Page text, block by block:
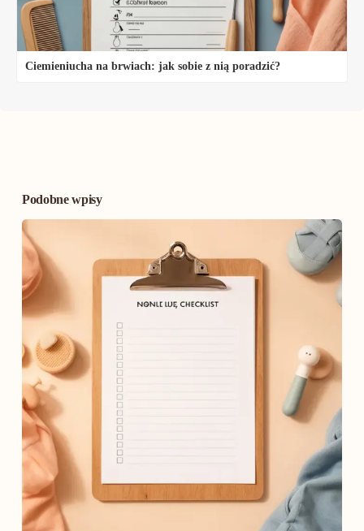
Ciemieniucha na brwiach: jak sobie z nią poradzić?
Podobne wpisy